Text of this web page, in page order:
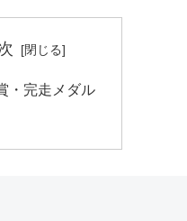
・完走メダル